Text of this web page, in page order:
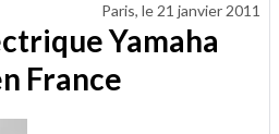
Paris, le 21 janvier 2011
Yamaha
France